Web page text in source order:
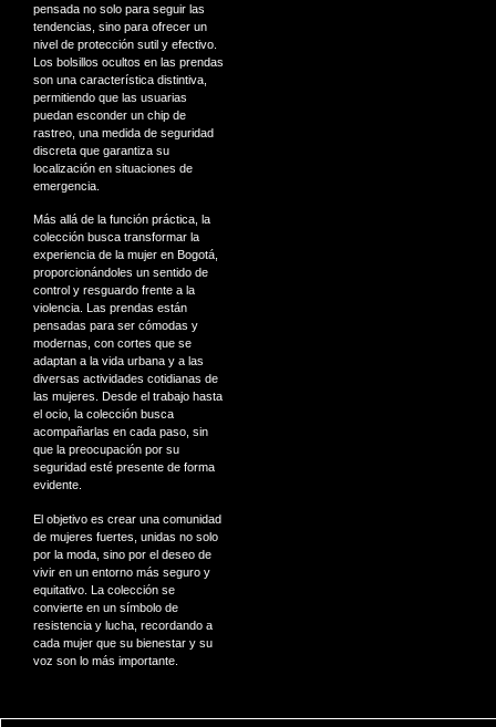
pensada no solo para seguir las
tendencias, sino para ofrecer un
nivel de protección sutil y efectivo.
Los bolsillos ocultos en las prendas
son una característica distintiva,
permitiendo que las usuarias
puedan esconder un chip de
rastreo, una medida de seguridad
discreta que garantiza su
localización en situaciones de
emergencia.
Más allá de la función práctica, la
colección busca transformar la
experiencia de la mujer en Bogotá,
proporcionándoles un sentido de
control y resguardo frente a la
violencia. Las prendas están
pensadas para ser cómodas y
modernas, con cortes que se
adaptan a la vida urbana y a las
diversas actividades cotidianas de
las mujeres. Desde el trabajo hasta
el ocio, la colección busca
acompañarlas en cada paso, sin
que la preocupación por su
seguridad esté presente de forma
evidente.
El objetivo es crear una comunidad
de mujeres fuertes, unidas no solo
por la moda, sino por el deseo de
vivir en un entorno más seguro y
equitativo. La colección se
convierte en un símbolo de
resistencia y lucha, recordando a
cada mujer que su bienestar y su
voz son lo más importante.